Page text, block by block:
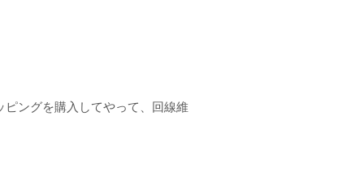
ングを購入してやって、回線維